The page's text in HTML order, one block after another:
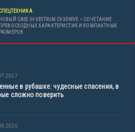
НОВЫЙ CASE IH VESTRUM CVXDRIVE – СОЧЕТАНИЕ
ПРЕВОСХОДНЫХ ХАРАКТЕРИСТИК И КОМПАКТНЫХ
РАЗМЕРОВ
в рубашке: чудесные спасения, в
сложно поверить